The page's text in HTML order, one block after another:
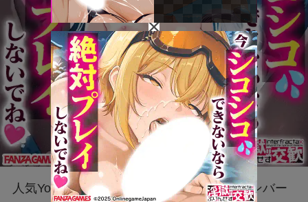
人気YouTuberグループ「コヤチャン」のメンバー